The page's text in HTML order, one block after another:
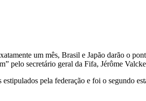
um mês, Brasil e Japão darão o
pelo secretário geral da Fifa, Jérôme
pela federação e foi o segundo